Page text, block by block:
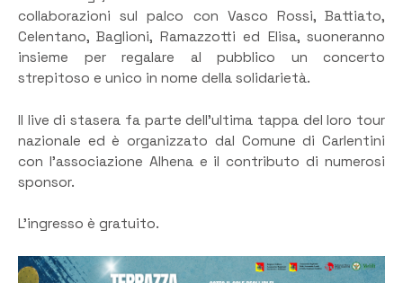
collaborazioni sul palco con Vasco Rossi, Battiato,
Celentano, Baglioni, Ramazzotti ed Elisa, suoneranno
insieme per regalare al pubblico un concerto
strepitoso e unico in nome della solidarietà.
Il live di stasera fa parte dell’ultima tappa del loro tour
nazionale ed è organizzato dal Comune di Carlentini
con l’associazione Alhena e il contributo di numerosi
sponsor.
L’ingresso è gratuito.